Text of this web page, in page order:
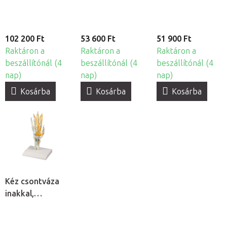
102 200 Ft
Raktáron a
beszállítónál (4
nap)
Kosárba
53 600 Ft
Raktáron a
beszállítónál (4
nap)
Kosárba
51 900 Ft
Raktáron a
beszállítónál (4
nap)
Kosárba
Kéz csontváza
inakkal,